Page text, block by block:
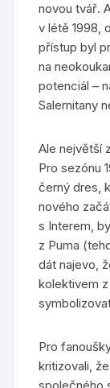
novou tvář.
v létě 1998,
přístup byl
na
potenciál –
Salernitany
Ale největší
Pro sezónu
černý dres,
nového
s Interem,
z Puma
dát najevo,
kolektivem
Pro
kritizovali,